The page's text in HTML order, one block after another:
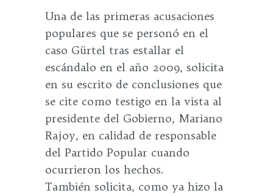
Una de las primeras acusaciones
populares que se personó en el
caso Gürtel tras estallar el
escándalo en el año 2009, solicita
en su escrito de conclusiones que
se cite como testigo en la vista al
presidente del Gobierno, Mariano
Rajoy, en calidad de responsable
del Partido Popular cuando
ocurrieron los hechos.
También solicita, como ya hizo la